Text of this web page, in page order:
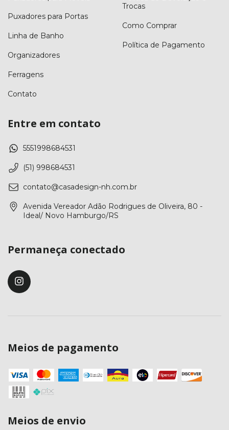
Puxadores para Portas
Linha de Banho
Organizadores
Ferragens
Contato
Trocas
Como Comprar
Política de Pagamento
Entre em contato
5551998684531
(51) 998684531
contato@casadesign-nh.com.br
Avenida Vereador Adão Rodrigues de Oliveira, 80 -
Ideal/ Novo Hamburgo/RS
Permaneça conectado
Meios de pagamento
Meios de envio